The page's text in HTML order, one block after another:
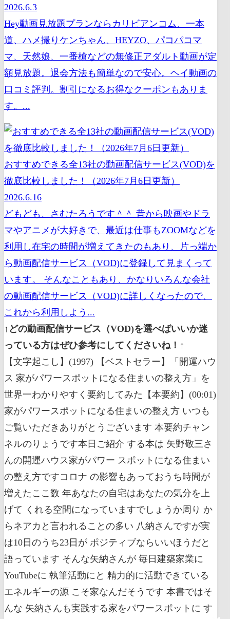
2026.6.3
Hey動画見放題プランならカリビアンコム、一本
道、ハメ撮りケンちゃん、HEYZO、パコパコマ
マ、天然娘、一番槍などの無修正アダルト動画が定
額見放題。退会方法も簡単なので安心。ヘイ動画の
口コミ評判。割引になるお得なクーポンもありま
す。...
おすすめできる全13社の動画配信サービス(VOD)を
徹底比較しました！（2026年7月6日更新）
2026.6.16
どもども、さむたろうです＾＾ 昔から映画やドラ
マやアニメが大好きで、最近は仕事もZOOMなどを
利用し在宅の時間が増えてきたのもあり、片っ端か
ら動画配信サービス（VOD)に登録して見まくって
います。 そんなこともあり、かなりいろんな会社
の動画配信サービス（VOD)に詳しくなったので、
これから利用しよう...
↑どの動画配信サービス（VOD)を選べばいいか迷
っている方はぜひ参考にしてくださいね！↑
【文字起こし】(1997) 【ベストセラー】「開運ハウ
ス 家がパワースポットになる住まいの整え方」を
世界一わかりやすく要約してみた【本要約】(00:01)
家がパワースポットになる住まいの整え方 いつも
ご覧いただきありがとうございます 本要約チャン
ネルのりょうです本日ご紹介 する本は 矢野敬三さ
んの開運ハウス家がパワー スポットになる住まい
の整え方ですコロナ の影響もあっておうち時間が
増えたここ数 年あなたの自宅はあなたの気分を上
げて くれる空間になっていますでしょうか周り か
らネアカと言われることの多い 八納さんですが実
は10日のうち23日が ポジティブならいいほうだと
語っています そんな矢納さんが 毎日建築家業に
YouTubeに 執筆活動にと 精力的に活動できている
エネルギーの源 こそ家なんだそうです 本書ではそ
んな 矢納さんも実践する家をパワースポットに す